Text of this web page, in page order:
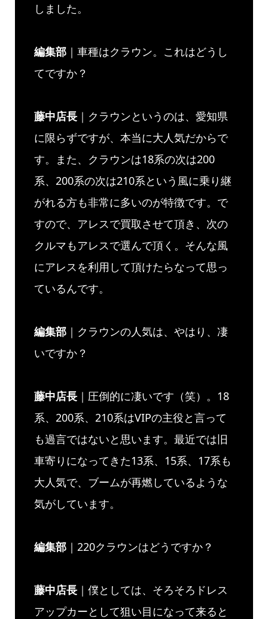
しました。
編集部｜車種はクラウン。これはどうし
てですか？
藤中店長｜クラウンというのは、愛知県
に限らずですが、本当に大人気だからで
す。また、クラウンは18系の次は200
系、200系の次は210系という風に乗り継
がれる方も非常に多いのが特徴です。で
すので、アレスで買取させて頂き、次の
クルマもアレスで選んで頂く。そんな風
にアレスを利用して頂けたらなって思っ
ているんです。
編集部｜クラウンの人気は、やはり、凄
いですか？
藤中店長｜圧倒的に凄いです（笑）。18
系、200系、210系はVIPの主役と言って
も過言ではないと思います。最近では旧
車寄りになってきた13系、15系、17系も
大人気で、ブームが再燃しているような
気がしています。
編集部｜220クラウンはどうですか？
藤中店長｜僕としては、そろそろドレス
アップカーとして狙い目になって来ると